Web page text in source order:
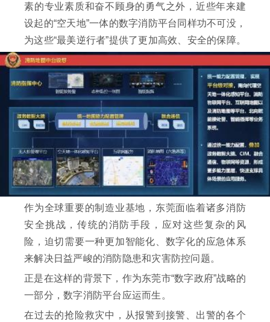
素的专业素质和奋不顾身的勇气之外，近些年来建
设起的“空天地”一体的数字消防平台同样功不可没，
为这些“最美逆行者”提供了更加高效、安全的保障。
作为全球重要的制造业基地，东莞面临着诸多消防
安全挑战，传统的消防手段，应对这些复杂的风
险，迫切需要一种更加智能化、数字化的应急体系
来解决日益严峻的消防隐患和灾害防控问题。
正是在这样的背景下，作为东莞市“数字政府”战略的
一部分，数字消防平台应运而生。
在过去的抢险救灾中，从报警到接警、出警的各个